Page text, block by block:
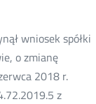
wniosek spółki
o zmianę
2018 r.
z